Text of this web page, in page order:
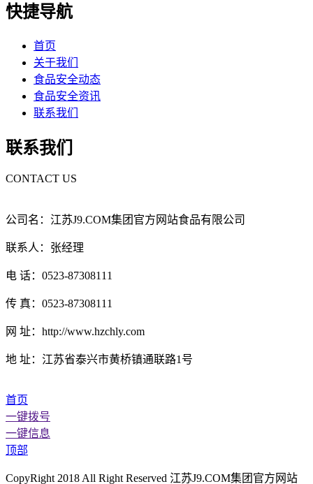
快捷导航
首页
关于我们
食品安全动态
食品安全资讯
联系我们
联系我们
CONTACT US
公司名：江苏J9.COM集团官方网站食品有限公司
联系人：张经理
电 话：0523-87308111
传 真：0523-87308111
网 址：http://www.hzchly.com
地 址：江苏省泰兴市黄桥镇通联路1号
首页
一键拨号
一键信息
顶部
CopyRight 2018 All Right Reserved 江苏J9.COM集团官方网站